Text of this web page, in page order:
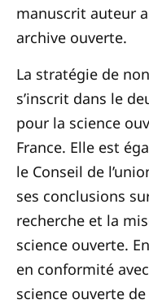
manuscrit auteur
archive ouverte.
La stratégie de
s’inscrit dans le
pour la science
France. Elle est
le Conseil de
ses conclusions
recherche et la
science ouverte.
en conformité
science ouverte